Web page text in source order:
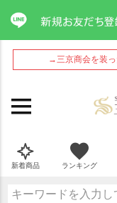
→三京商会を装
新着商品 ランキング